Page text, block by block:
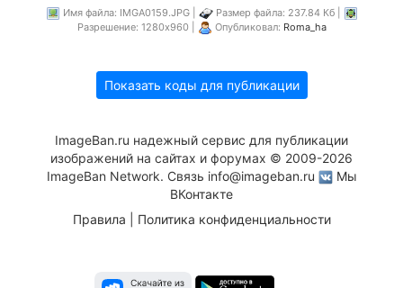
Имя файла: IMGA0159.JPG |
Размер файла: 237.84 Кб |
Разрешение: 1280x960 |
Опубликовал: Roma_ha
Показать коды для публикации
ImageBan.ru надежный сервис для публикации
изображений на сайтах и форумах © 2009-2026
ImageBan Network. Связь info@imageban.ru
Мы
ВКонтакте
Правила
Политика конфиденциальности